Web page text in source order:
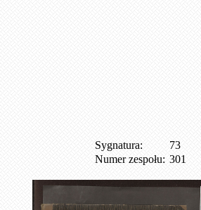
Sygnatura:
73
Numer zespołu: 301